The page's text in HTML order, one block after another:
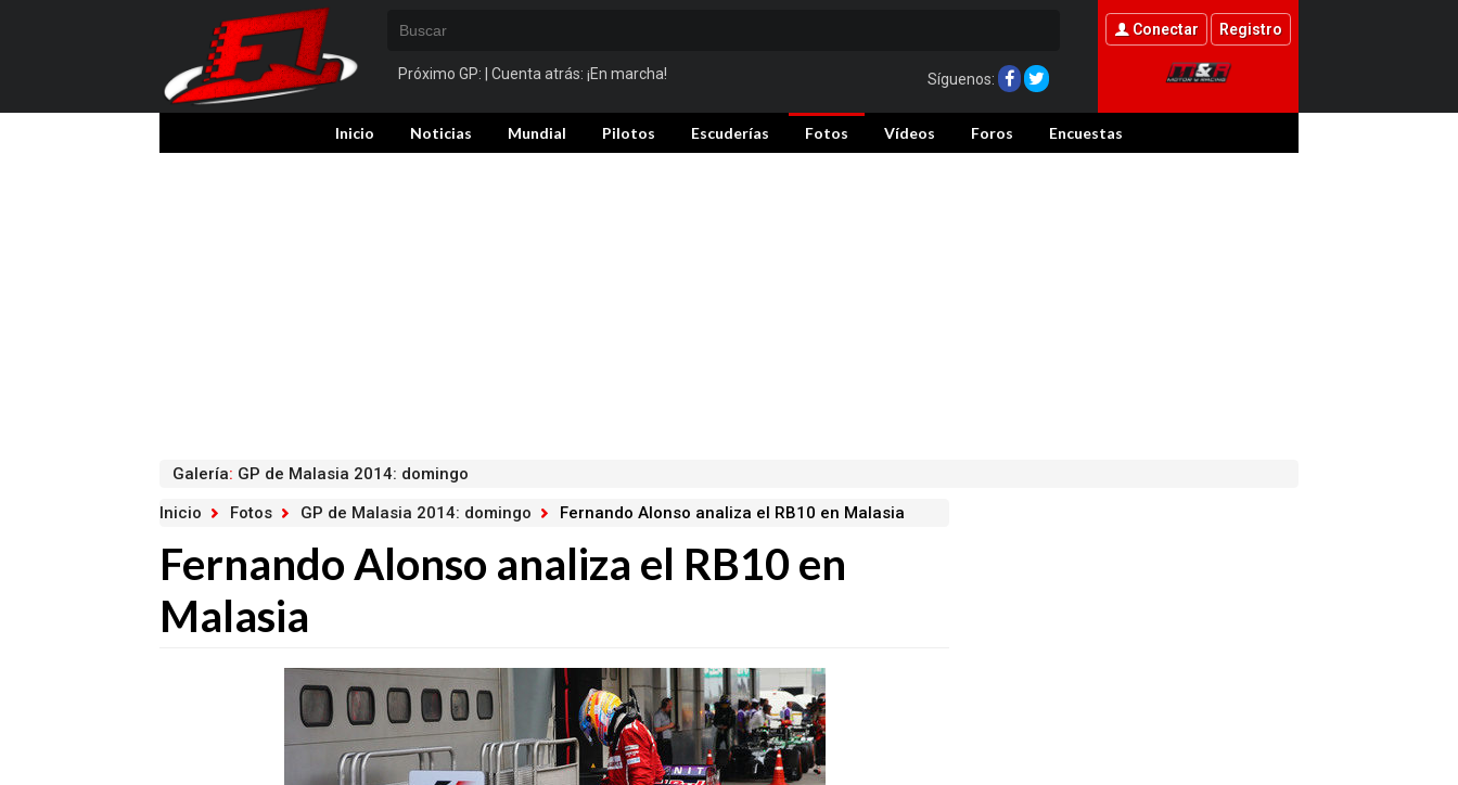
Próximo GP: | Cuenta atrás: ¡En marcha! Síguenos:
Conectar Registro
Inicio Noticias Mundial Pilotos Escuderías Fotos Vídeos Foros Encuestas
Galería: GP de Malasia 2014: domingo
Inicio
Fotos GP de Malasia 2014: domingo Fernando Alonso analiza el RB10 en Malasia
Fernando Alonso analiza el RB10 en
Malasia